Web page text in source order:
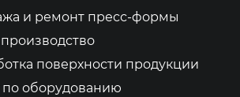
и ремонт пресс-формы
поверхности продукции
по оборудованию